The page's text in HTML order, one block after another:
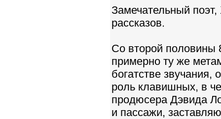
Замечательный
рассказов.
Со второй половины
примерно ту же
богатстве
роль клавишных, в
продюсера Дэвида
и пассажи,